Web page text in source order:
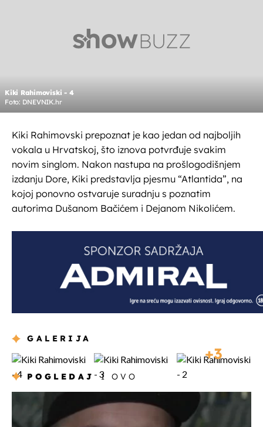
Kiki Rahimoviski - 4
Foto: DNEVNIK.hr
Kiki Rahimovski prepoznat je kao jedan od najboljih
vokala u Hrvatskoj, što iznova potvrđuje svakim
novim singlom. Nakon nastupa na prošlogodišnjem
izdanju Dore, Kiki predstavlja pjesmu “Atlantida”, na
kojoj ponovno ostvaruje suradnju s poznatim
autorima Dušanom Bačićem i Dejanom Nikolićem.
GALERIJA
3
POGLEDAJ I OVO